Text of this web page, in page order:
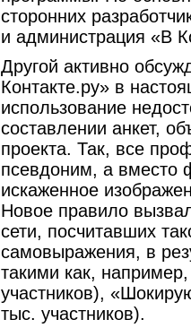
сторонних
и администрация «В
Другой активно
Контакте.ру» в
использование
составлении анкет,
проекта. Так, все
псевдоним, а вместо
искаженное
Новое правило
сети, посчитавших
самовыражения, в
такими как,
участников),
тыс. участников).